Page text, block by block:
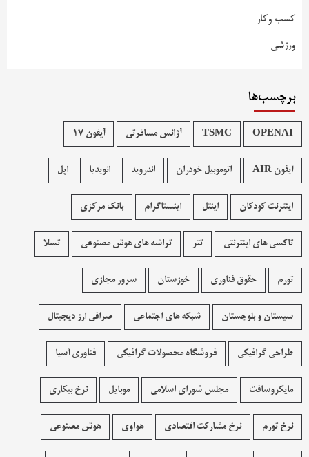
کسب وکار
ورزشی
برچسب‌ها
OPENAI
TSMC آژانس مسافرتی آیفون 17
آیفون AIR اتوموبیل خودران اندروید انویدیا اپل
اینترنت کودکان اینتل اینستاگرام بانک مرکزی
تاکسی های اینترنتی تتر تراشه های هوش مصنوعی تسلا
تورم حقوق فناوری خوزستان سرور مجازی
سیستان و بلوچستان شبکه های اجتماعی صرافی ارز دیجیتال
طراحی گرافیکی فروشگاه محصولات گرافيکی فناوری آسیا
مایکروسافت مجلس شورای اسلامی موبایل نرخ بیکاری
نرخ تورم نرخ مشارکت اقتصادی هواوی هوش مصنوعی